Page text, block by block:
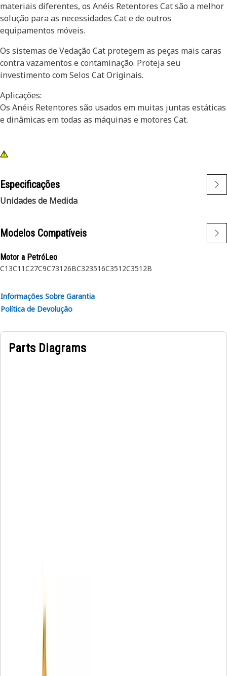
materiais diferentes, os Anéis Retentores Cat são a melhor
solução para as necessidades Cat e de outros
equipamentos móveis.
Os sistemas de Vedação Cat protegem as peças mais caras
contra vazamentos e contaminação. Proteja seu
investimento com Selos Cat Originais.
Aplicações:
Os Anéis Retentores são usados em muitas juntas estáticas
e dinâmicas em todas as máquinas e motores Cat.
Especificações
Unidades de Medida
Modelos Compatíveis
Motor a PetróLeo
C13C11C27C9C73126BC323516C3512C3512B
Informações Sobre Garantia
Política de Devolução
Parts Diagrams